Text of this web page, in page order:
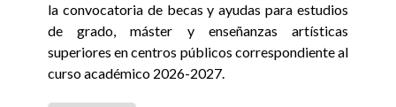
la convocatoria de becas y ayudas para estudios
de grado, máster y enseñanzas artísticas
superiores en centros públicos correspondiente al
curso académico 2026-2027.